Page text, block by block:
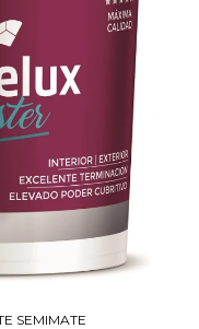
SEMIMATE